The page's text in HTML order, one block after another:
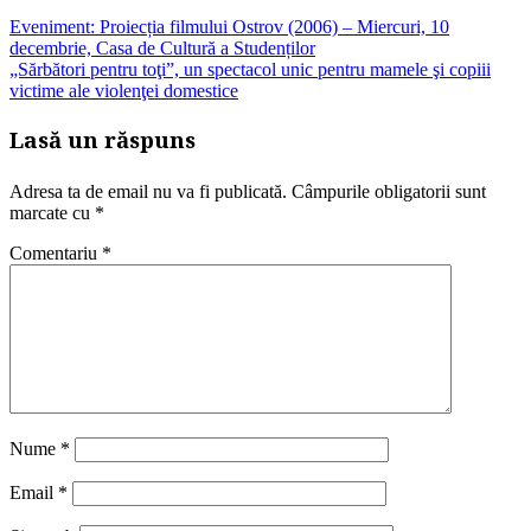
Eveniment: Proiecția filmului Ostrov (2006) – Miercuri, 10
decembrie, Casa de Cultură a Studenților
„Sărbători pentru toţi”, un spectacol unic pentru mamele şi copiii
victime ale violenţei domestice
Lasă un răspuns
Adresa ta de email nu va fi publicată. Câmpurile obligatorii sunt
marcate cu *
Comentariu *
Nume *
Email *